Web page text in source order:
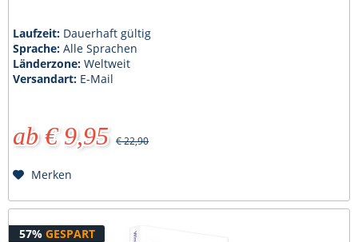
Laufzeit: Dauerhaft gültig
Sprache:Alle Sprachen
Länderzone:Weltweit
Versandart: E-Mail
ab € 9,95 € 22,90
Merken
57% GESPART